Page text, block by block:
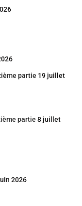
partie 19 juillet
partie 8 juillet
2026